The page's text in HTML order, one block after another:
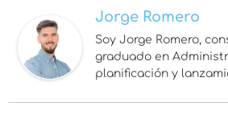
Jorge Romero
Soy Jorge Romero,
graduado en
planificación y